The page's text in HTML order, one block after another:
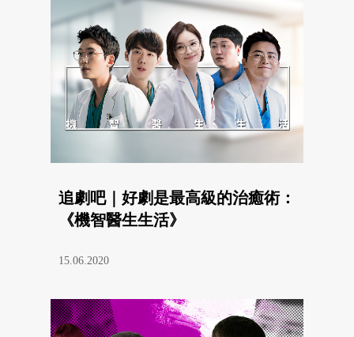
追劇吧｜好劇是最高級的治癒術：
《機智醫生生活》
15.06.2020